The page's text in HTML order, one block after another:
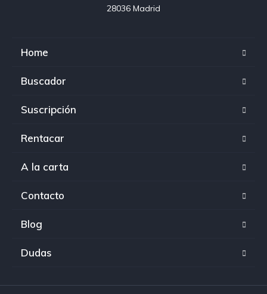
28036 Madrid
Home
Buscador
Suscripción
Rentacar
A la carta
Contacto
Blog
Dudas